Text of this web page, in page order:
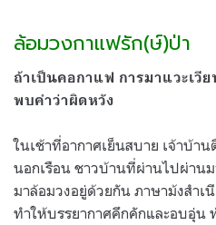
ล้อมวงกาแฟรัก(ษ์)ป่า
ถ้าเป็นคอกาแฟ การมาแวะเวี
พบคำว่าผิดหวัง
ในเช้าที่อากาศเย็นสบาย เจ้าบ้า
นอกเรือน ชาวบ้านที่ผ่านไปผ่านม
มาล้อมวงอยู่ด้วยกัน ภาษาม้งสำ
ทำให้บรรยากาศคึกคักและอบอุ่น